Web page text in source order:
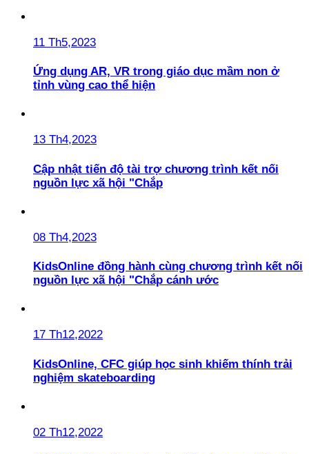
11 Th5,2023
Ứng dụng AR, VR trong giáo dục mầm non ở
tỉnh vùng cao thể hiện
13 Th4,2023
Cập nhật tiến độ tài trợ chương trình kết nối
nguồn lực xã hội "Chắp
08 Th4,2023
KidsOnline đồng hành cùng chương trình kết nối
nguồn lực xã hội "Chắp cánh ước
17 Th12,2022
KidsOnline, CFC giúp học sinh khiếm thính trải
nghiệm skateboarding
02 Th12,2022